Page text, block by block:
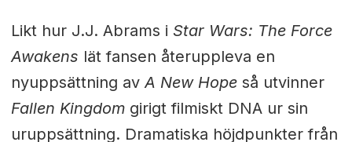
Likt hur J.J. Abrams i Star Wars: The Force
Awakens lät fansen återuppleva en
nyuppsättning avA New Hopeså utvinner
Fallen Kingdomgirigt filmiskt DNA ur sin
uruppsättning. Dramatiska höjdpunkter från